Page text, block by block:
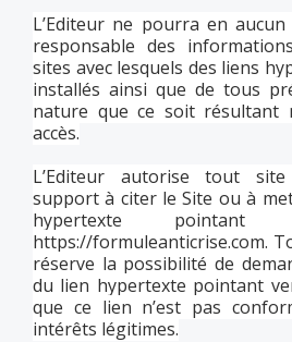
L’Editeur ne pourra en
responsable des
sites avec lesquels des liens
installés ainsi que de tous
nature que ce soit résultant
accès.
L’Editeur autorise tout
support à citer le Site ou à
hypertexte pointant
https://formuleanticrise.com.
réserve la possibilité de
du lien hypertexte pointant
que ce lien n’est pas
intérêts légitimes.